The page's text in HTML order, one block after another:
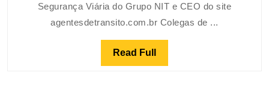
Segurança Viária do Grupo NIT e CEO do site
agentesdetransito.com.br Colegas de ...
Read Full